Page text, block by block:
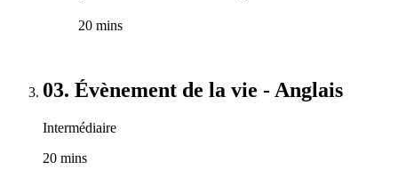
20 mins
03. Évènement de la vie - Anglais
Intermédiaire
20 mins